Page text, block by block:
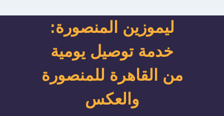
ليموزين المنصورة:
خدمة توصيل يومية
من القاهرة للمنصورة
والعكس